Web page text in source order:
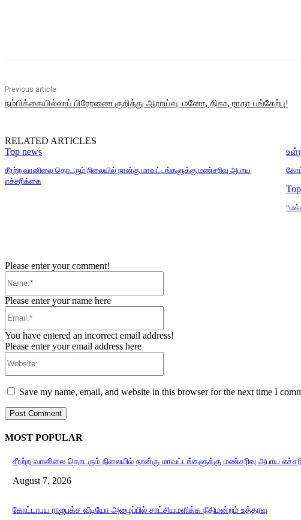
Previous article
நம்பிக்கையில்லாப் பிரேரணை குறித்து ஆராய்வு: மனோ, திகா, ராதா பங்கேற்பு!
RELATED ARTICLES
Top news
சீரற்ற வானிலை தொடரும் நிலையில் நான்கு மாவட்டங்களுக்கு மண்சரிவு அபாய
எச்சரிக்கை
Please enter your comment!
Please enter your name here
You have entered an incorrect email address!
Please enter your email address here
Save my name, email, and website in this browser for the next time I
MOST POPULAR
சீரற்ற வானிலை தொடரும் நிலையில் நான்கு மாவட்டங்களுக்கு மண்சரிவு அபாய
August 7, 2026
கோட்டாபய ராஜபக்ச வீடியோ அழைப்பில் சாட்சியமளிக்க நீதிமன்றம் உத்தரவு